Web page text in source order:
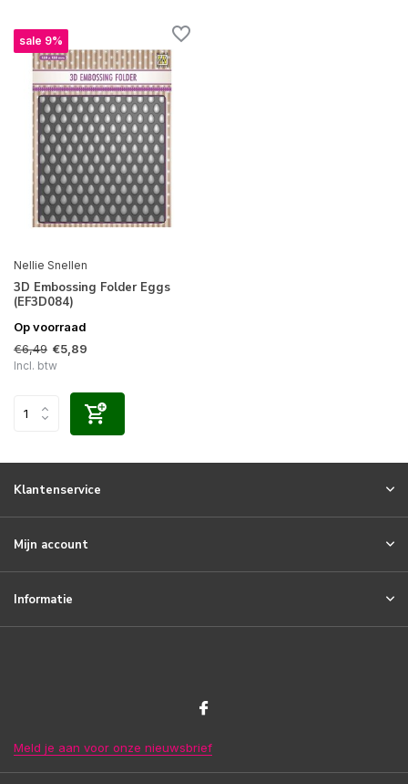
sale 9%
Nellie Snellen
3D Embossing Folder Eggs
(EF3D084)
Op voorraad
€6,49 €5,89
Incl. btw
Klantenservice
Mijn account
Informatie
Meld je aan voor onze nieuwsbrief